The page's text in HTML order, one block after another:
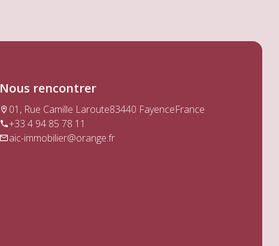
Nous rencontrer
01, Rue Camille Laroute83440 FayenceFrance
+33 4 94 85 78 11
aic-immobilier@orange.fr